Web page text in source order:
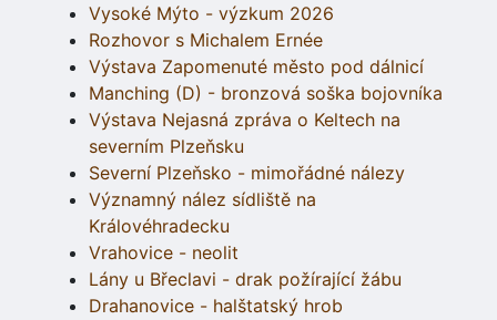
Vysoké Mýto - výzkum 2026
Rozhovor s Michalem Ernée
Výstava Zapomenuté město pod dálnicí
Manching (D) - bronzová soška bojovníka
Výstava Nejasná zpráva o Keltech na
severním Plzeňsku
Severní Plzeňsko - mimořádné nálezy
Významný nález sídliště na
Královéhradecku
Vrahovice - neolit
Lány u Břeclavi - drak požírající žábu
Drahanovice - halštatský hrob